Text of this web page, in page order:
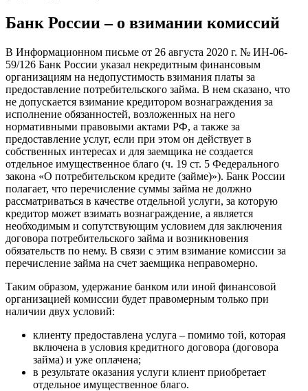
Банк России – о взимании комиссий
В Информационном письме от 26 августа 2020 г. № ИН-06-
59/126 Банк России указал некредитным финансовым
организациям на недопустимость взимания платы за
предоставление потребительского займа. В нем сказано, что
не допускается взимание кредитором вознаграждения за
исполнение обязанностей, возложенных на него
нормативными правовыми актами РФ, а также за
предоставление услуг, если при этом он действует в
собственных интересах и для заемщика не создается
отдельное имущественное благо (ч. 19 ст. 5 Федерального
закона «О потребительском кредите (займе)»). Банк России
полагает, что перечисление суммы займа не должно
рассматриваться в качестве отдельной услуги, за которую
кредитор может взимать вознаграждение, а является
необходимым и сопутствующим условием для заключения
договора потребительского займа и возникновения
обязательств по нему. В связи с этим взимание комиссии за
перечисление займа на счет заемщика неправомерно.
Таким образом, удержание банком или иной финансовой
организацией комиссии будет правомерным только при
наличии двух условий:
клиенту предоставлена услуга – помимо той, которая
включена в условия кредитного договора (договора
займа) и уже оплачена;
в результате оказания услуги клиент приобретает
отдельное имущественное благо.